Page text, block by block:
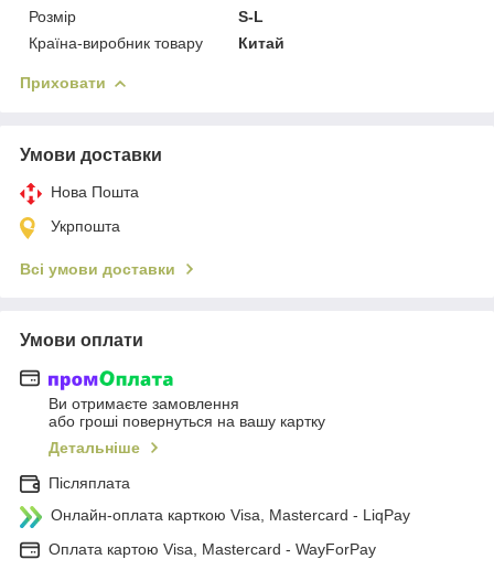
Розмір
S-L
Країна-виробник товару
Китай
Приховати
Умови доставки
Нова Пошта
Укрпошта
Всі умови доставки
Умови оплати
Ви отримаєте замовлення
або гроші повернуться на вашу картку
Детальніше
Післяплата
Онлайн-оплата карткою Visa, Mastercard - LiqPay
Оплата картою Visa, Mastercard - WayForPay